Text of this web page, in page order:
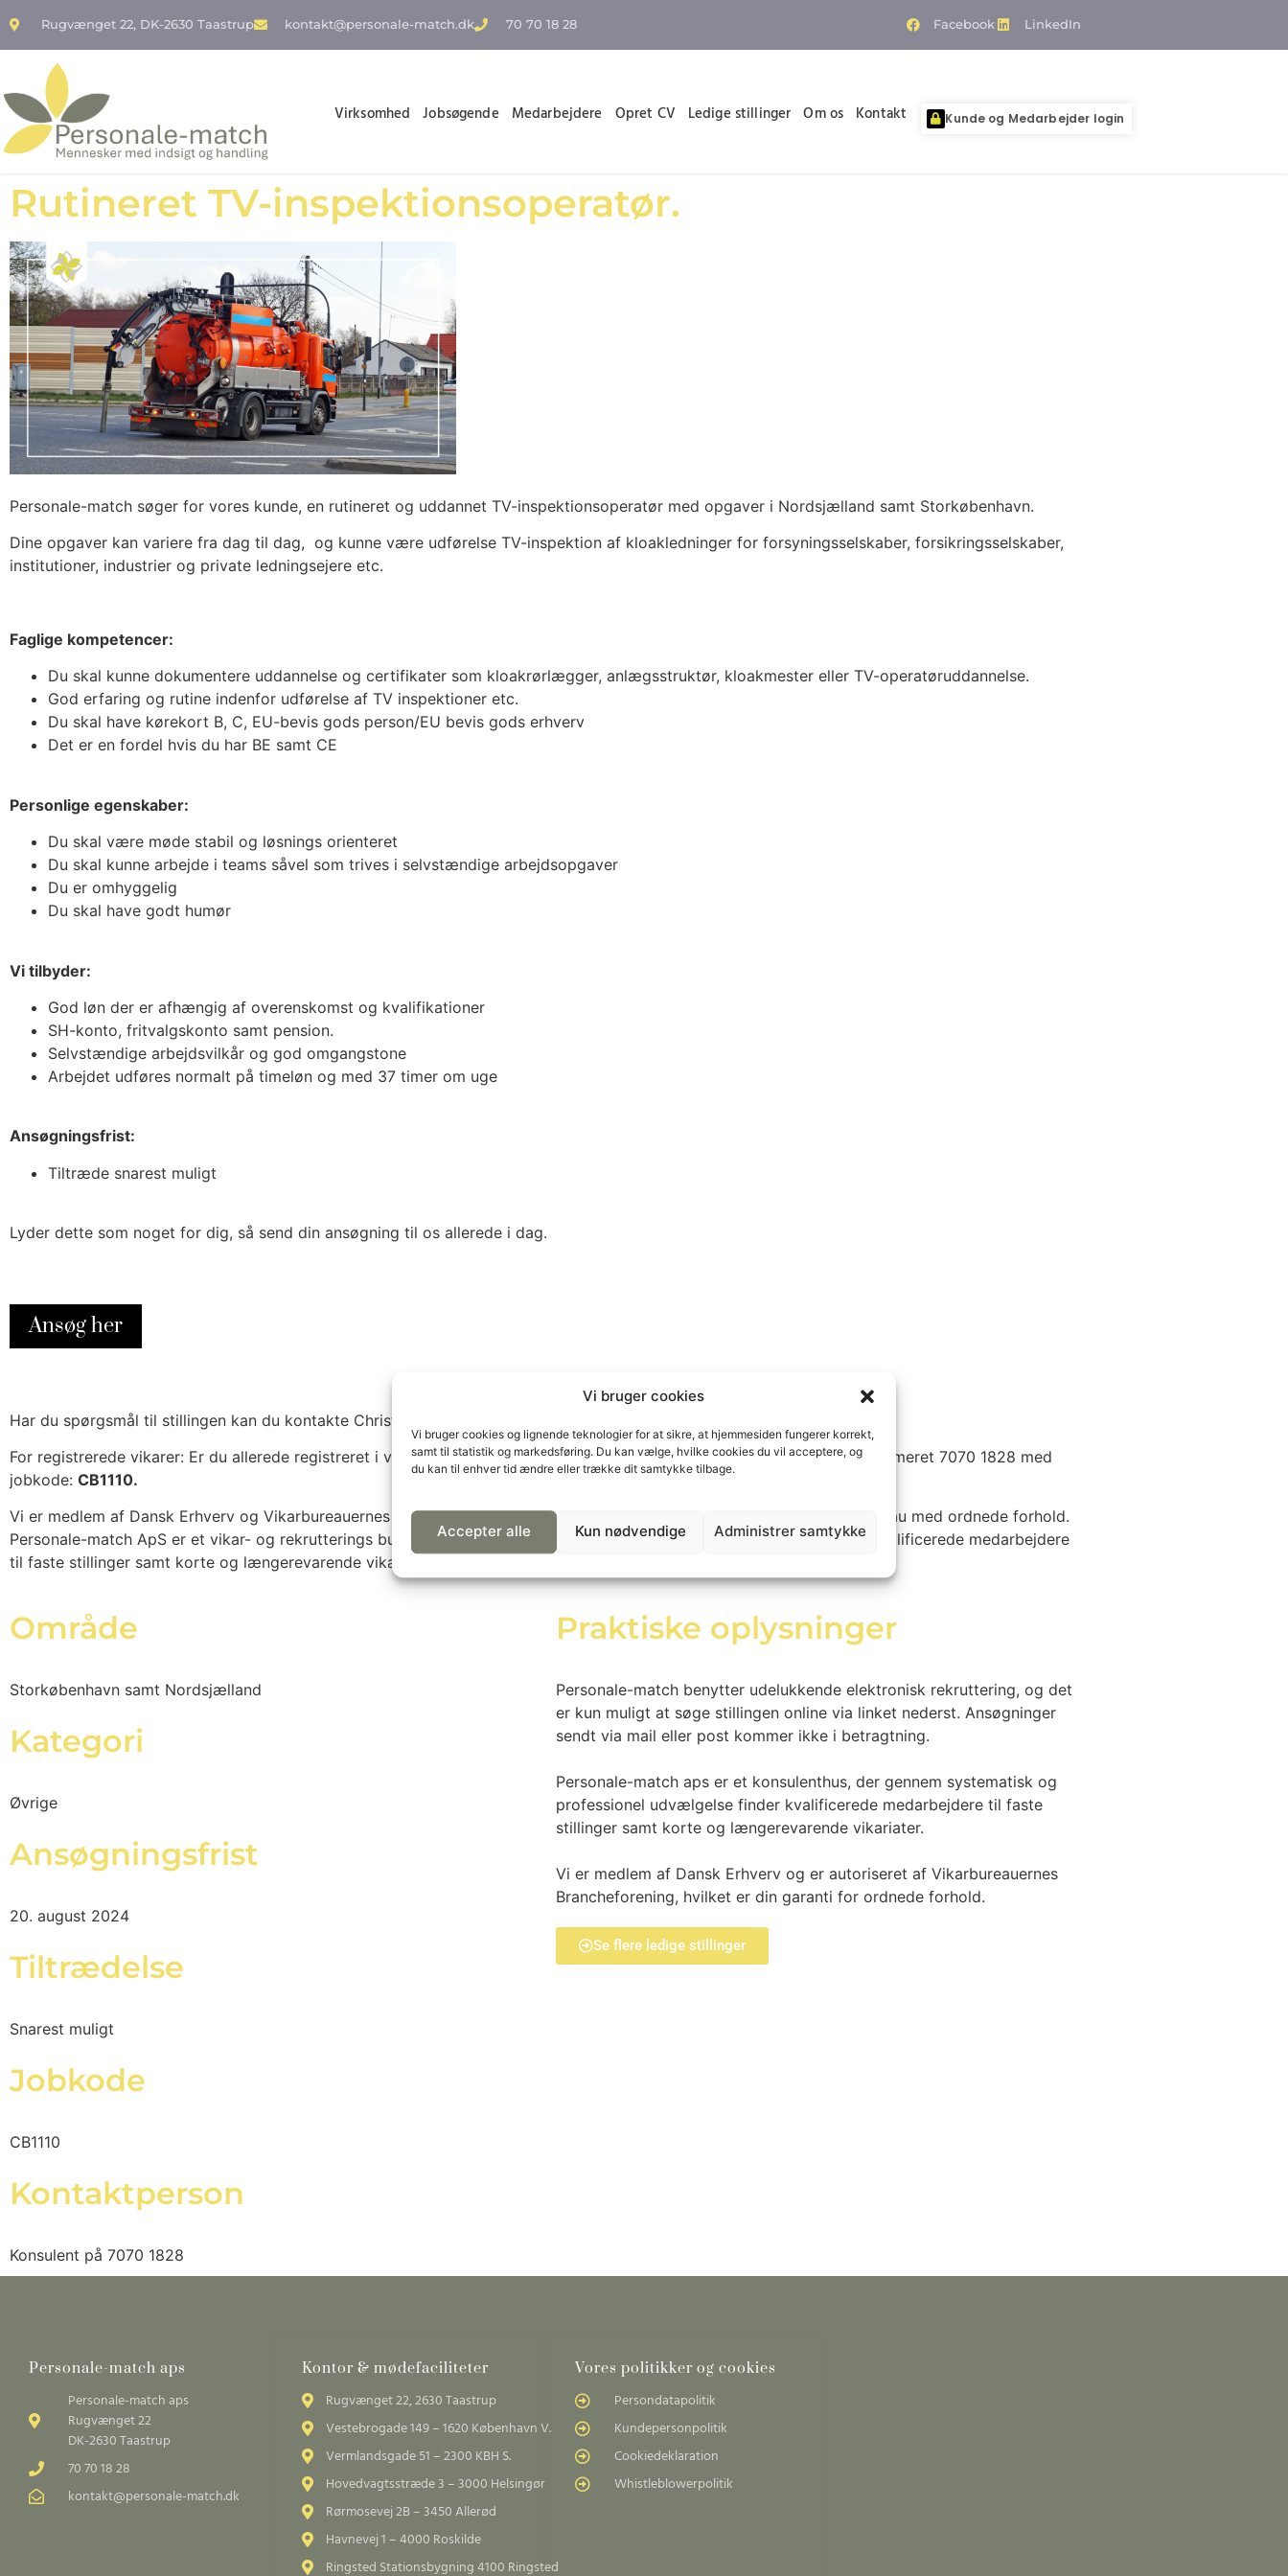
Vi bruger cookies
Vi bruger cookies og lignende teknologier for at sikre, at hjemmesiden fungerer korrekt,
samt til statistik og markedsføring. Du kan vælge, hvilke cookies du vil acceptere, og
du kan til enhver tid ændre eller trække dit samtykke tilbage.
Accepter alle Kun nødvendige Administrer samtykke
Rugvænget 22, DK-2630 Taastrup kontakt@personale-match.dk 70 70 18 28 Facebook LinkedIn
Virksomhed Jobsøgende Medarbejdere Opret CV Ledige stillinger Om os Kontakt Kunde og Medarbejder login
Rutineret TV-inspektionsoperatør.
Personale-match søger for vores kunde, en rutineret og uddannet TV-inspektionsoperatør med opgaver i Nordsjælland samt Storkøbenhavn.
Dine opgaver kan variere fra dag til dag, og kunne være udførelse TV-inspektion af kloakledninger for forsyningsselskaber, forsikringsselskaber,
institutioner, industrier og private ledningsejere etc.
Faglige kompetencer:
Du skal kunne dokumentere uddannelse og certifikater som kloakrørlægger, anlægsstruktør, kloakmester eller TV-operatøruddannelse.
God erfaring og rutine indenfor udførelse af TV inspektioner etc.
Du skal have kørekort B, C, EU-bevis gods person/EU bevis gods erhverv
Det er en fordel hvis du har BE samt CE
Personlige egenskaber:
Du skal være møde stabil og løsnings orienteret
Du skal kunne arbejde i teams såvel som trives i selvstændige arbejdsopgaver
Du er omhyggelig
Du skal have godt humør
Vi tilbyder:
God løn der er afhængig af overenskomst og kvalifikationer
SH-konto, fritvalgskonto samt pension.
Selvstændige arbejdsvilkår og god omgangstone
Arbejdet udføres normalt på timeløn og med 37 timer om uge
Ansøgningsfrist:
Tiltræde snarest muligt
Lyder dette som noget for dig, så send din ansøgning til os allerede i dag.
Ansøg her
Har du spørgsmål til stillingen kan du kontakte Christina Birkholm på tlf. 7070 1828. Vi vil glæde os til at høre fra dig.
For registrerede vikarer: Er du allerede registreret i vores emnebank, kan du søge jobbet ved at, ringe til os på hovednummeret 7070 1828 med
jobkode: CB1110.
Vi er medlem af Dansk Erhverv og Vikarbureauernes Brancheforening, hvilket er din garanti for et professionelt vikarbureau med ordnede forhold.
Personale-match ApS er et vikar- og rekrutterings bureau, der gennem systematisk og professionel udvælgelse finder kvalificerede medarbejdere
til faste stillinger samt korte og længerevarende vikariater.
Område
Storkøbenhavn samt Nordsjælland
Kategori
Øvrige
Ansøgningsfrist
20. august 2024
Tiltrædelse
Snarest muligt
Jobkode
CB1110
Kontaktperson
Konsulent på 7070 1828
Praktiske oplysninger
Personale-match benytter udelukkende elektronisk rekruttering, og det
er kun muligt at søge stillingen online via linket nederst. Ansøgninger
sendt via mail eller post kommer ikke i betragtning.
Personale-match aps er et konsulenthus, der gennem systematisk og
professionel udvælgelse finder kvalificerede medarbejdere til faste
stillinger samt korte og længerevarende vikariater.
Vi er medlem af Dansk Erhverv og er autoriseret af Vikarbureauernes
Brancheforening, hvilket er din garanti for ordnede forhold.
Se flere ledige stillinger
Personale-match aps
Personale-match aps
Rugvænget 22
DK-2630 Taastrup
70 70 18 28
kontakt@personale-match.dk
Kontor & mødefaciliteter
Rugvænget 22, 2630 Taastrup
Vestebrogade 149 – 1620 København V.
Vermlandsgade 51 – 2300 KBH S.
Hovedvagtsstræde 3 – 3000 Helsingør
Rørmosevej 2B – 3450 Allerød
Havnevej 1 – 4000 Roskilde
Ringsted Stationsbygning 4100 Ringsted
Vores politikker og cookies
Persondatapolitik
Kundepersonpolitik
Cookiedeklaration
Whistleblowerpolitik